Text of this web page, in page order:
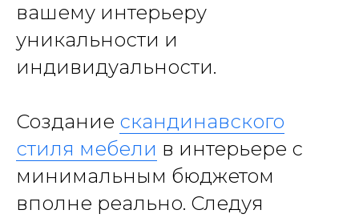
вашему интерьеру
уникальности и
индивидуальности.
Создание скандинавского
стиля мебели в интерьере с
минимальным бюджетом
вполне реально. Следуя